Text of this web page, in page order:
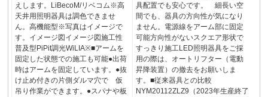
えします。LiBecoM/リベコム※高
天井用照明器具は調色できませ
ん。高機能型※写真はイメージで
す。イメージ図イメージ図施工性
普及型PiPit調光WiLIA※■アームを
固定した状態での施工も可能●出荷
時はアームを固定しています。●抜
け止め付きの片側ダルマ穴で 仮
吊り作業ができます。●スパナや板
具配置でも安心です。 細長い空
間でも、器具の方向性が気になり
ません。電源線をアーム部に固定
可能方向性がないスクエア形状で
すっきり施工LED照明器具をご採
用の際は、オートリフター（電動
昇降装置）の撤去をお願いしま
す。■従来器具との比較
NYM20112ZLZ9（2023年生産終了